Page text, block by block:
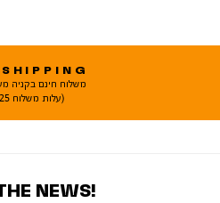
SHIPPING
משלוח חינם בקניה מעל 249
(עלות משלוח 25 ש"ח)
NEWS!